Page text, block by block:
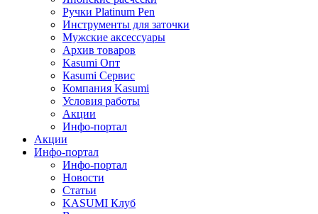
Ручки Platinum Pen
Инструменты для заточки
Мужские аксессуары
Архив товаров
Kasumi Опт
Кasumi Сервис
Компания Kasumi
Условия работы
Акции
Инфо-портал
Акции
Инфо-портал
Инфо-портал
Новости
Статьи
KASUMI Клуб